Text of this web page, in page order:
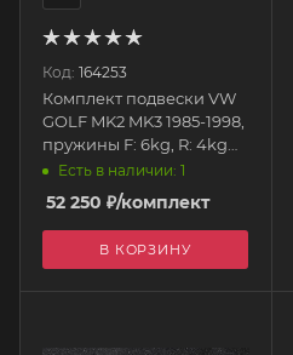
Код: 164253
Комплект подвески VW
GOLF MK2 MK3 1985-1998,
пружины F: 6kg, R: 4kg
CN-525 EPMAN
Есть в наличии: 1
52 250 ₽/комплект
В КОРЗИНУ